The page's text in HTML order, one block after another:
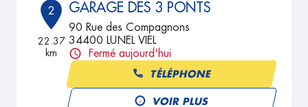
2
22.37
km
GARAGE DES 3 PONTS
90 Rue des Compagnons
34400 LUNEL VIEL
Fermé aujourd'hui
TÉLÉPHONE
VOIR PLUS